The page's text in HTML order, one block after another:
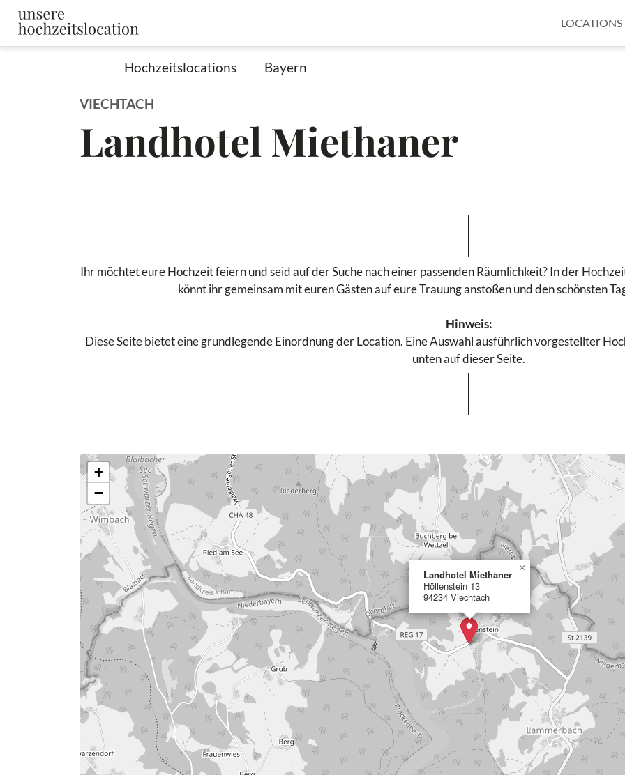
LOCATIONS
Hochzeitslocations Bayern
VIECHTACH
Landhotel Miethaner
Ihr möchtet eure Hochzeit feiern und seid auf der Suche nach einer passenden Räumlichkeit? In der
könnt ihr gemeinsam mit euren Gästen auf eure Trauung anstoßen und den schönsten
Hinweis:
Diese Seite bietet eine grundlegende Einordnung der Location. Eine Auswahl ausführlich vorgestellter
unten auf dieser Seite.
Landhotel Miethaner
Höllenstein 13
94234 Viechtach
×
+
−